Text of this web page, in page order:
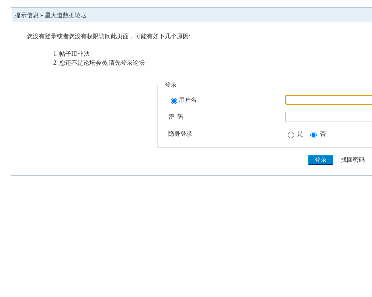
提示信息 » 星大道数据论坛
您没有登录或者您没有权限访问此页面，可能有如下几个原因:
帖子ID非法
您还不是论坛会员,请先登录论坛
登录
用户名
密 码
隐身登录 是 否
找回密码